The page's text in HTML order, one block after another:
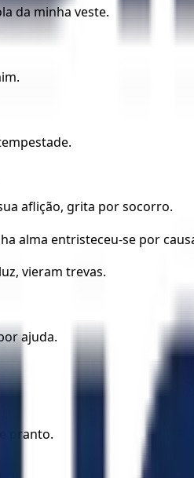
da minha veste.
aflição, grita por socorro.
alma entristeceu-se por
vieram trevas.
ajuda.
pranto.